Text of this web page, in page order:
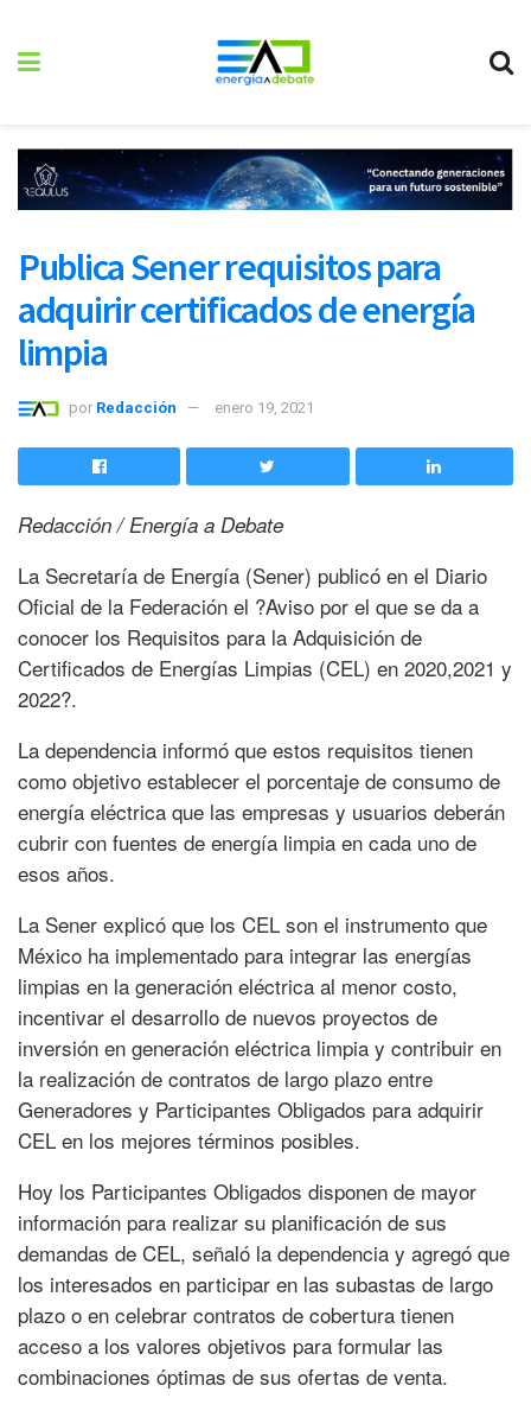
Publica Sener requisitos para
adquirir certificados de energía
limpia
por Redacción enero 19, 2021
Redacción / Energía a Debate
La Secretaría de Energía (Sener) publicó en el Diario
Oficial de la Federación el ?Aviso por el que se da a
conocer los Requisitos para la Adquisición de
Certificados de Energías Limpias (CEL) en 2020,2021 y
2022?.
La dependencia informó que estos requisitos tienen
como objetivo establecer el porcentaje de consumo de
energía eléctrica que las empresas y usuarios deberán
cubrir con fuentes de energía limpia en cada uno de
esos años.
La Sener explicó que los CEL son el instrumento que
México ha implementado para integrar las energías
limpias en la generación eléctrica al menor costo,
incentivar el desarrollo de nuevos proyectos de
inversión en generación eléctrica limpia y contribuir en
la realización de contratos de largo plazo entre
Generadores y Participantes Obligados para adquirir
CEL en los mejores términos posibles.
Hoy los Participantes Obligados disponen de mayor
información para realizar su planificación de sus
demandas de CEL, señaló la dependencia y agregó que
los interesados en participar en las subastas de largo
plazo o en celebrar contratos de cobertura tienen
acceso a los valores objetivos para formular las
combinaciones óptimas de sus ofertas de venta.